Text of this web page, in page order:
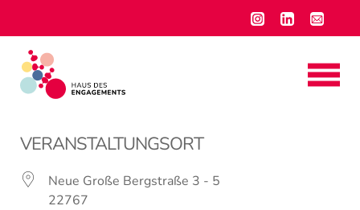
VERANSTALTUNGSORT
Neue Große Bergstraße 3 - 5
22767